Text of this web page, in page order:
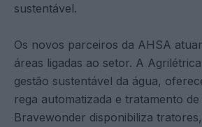
sustentável.
Os novos parceiros da AHSA
áreas ligadas ao setor. A
gestão sustentável da água,
rega automatizada e tratamento de
Bravewonder disponibiliza